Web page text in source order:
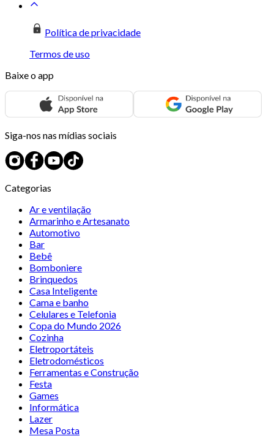
Política de privacidade
Termos de uso
Baixe o app
Siga-nos nas mídias sociais
Categorias
Ar e ventilação
Armarinho e Artesanato
Automotivo
Bar
Bebê
Bomboniere
Brinquedos
Casa Inteligente
Cama e banho
Celulares e Telefonia
Copa do Mundo 2026
Cozinha
Eletroportáteis
Eletrodomésticos
Ferramentas e Construção
Festa
Games
Informática
Lazer
Mesa Posta